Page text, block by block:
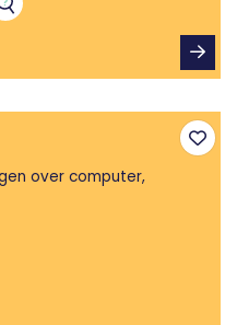
over computer,